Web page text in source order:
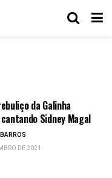
da Galinha
Sidney Magal
DE 2021